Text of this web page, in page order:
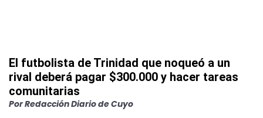
El futbolista de Trinidad que noqueó a un
rival deberá pagar $300.000 y hacer tareas
comunitarias
PorRedacción Diario de Cuyo